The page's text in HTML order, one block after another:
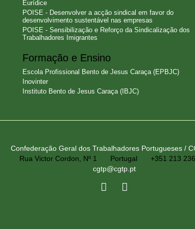
Eurídice
POISE - Desenvolver a acção sindical em favor do
desenvolvimento sustentável nas empresas
POISE - Sensibilização e Reforço da Sindicalização dos
Trabalhadores Imigrantes
Formação e Ensino
Escola Profissional Bento de Jesus Caraça (EPBJC)
Inovinter
Instituto Bento de Jesus Caraça (IBJC)
Confederação Geral dos Trabalhadores Portugueses /
Rua Victor Cordon, Nº 1
Portugal
+351 213
cgtp@cgtp.pt